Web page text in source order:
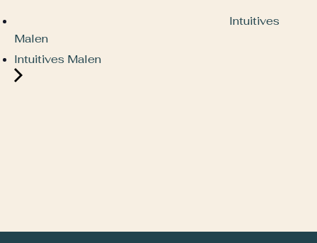
Intuitives
Malen
Intuitives Malen